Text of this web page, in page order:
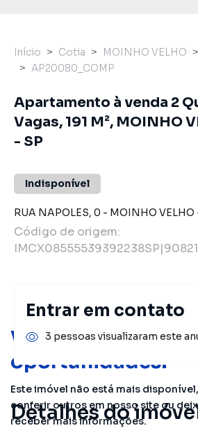
Você pode
oportunidades!
Este imóvel não está mais
conferir outros em nosso site ou
receber mais informações.
Detalhes do
Início Cotia MOINHO VELHO
AP20080_COMP
Apartamento à venda 2
Vagas, 191 M², MOINHO
- SP
Indisponível
RUA NAPOLES, 0 - MOINHO VELHO
Código de origem:
Entrar em contato
3 pessoas visualizaram este